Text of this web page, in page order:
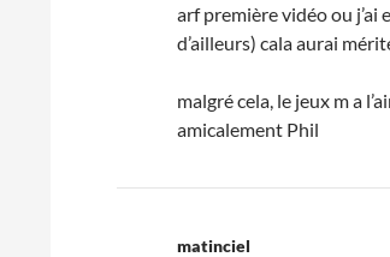
arf première vidéo ou j’ai
d’ailleurs) cala aurai
malgré cela, le jeux m a
amicalement Phil
matinciel